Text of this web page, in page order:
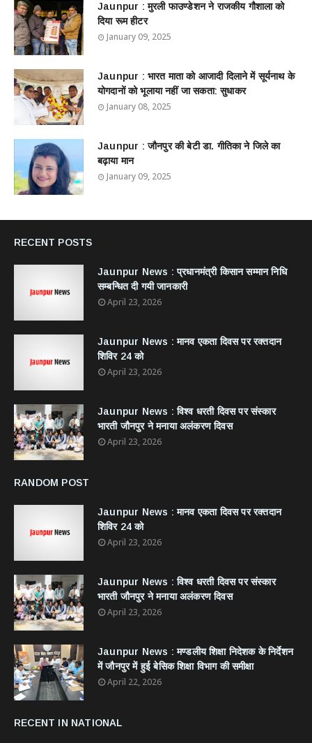
Jaunpur : ​मुरली फाउण्डेशन ने राजकीय गौशाला को
दिया रूम हीटर
January 09, 2025
Jaunpur : ​भारत माता को आजादी दिलाने में सूर्यनाथ के
योगदानों को भूलाया नहीं जा सकता: सुधाकर
January 08, 2025
Jaunpur : ​जौनपुर की बेटी डा. गीतिका ने जिले का
बढ़ाया मान
January 09, 2025
RECENT POSTS
Jaunpur News : ​प्रधानमंत्री किसान सम्मान निधि
सम्बन्धित दी गयी जानकारी
April 23, 2026
Jaunpur News : ​मानव एकता दिवस पर रक्तदान
शिविर 24 को
April 23, 2026
Jaunpur News : विश्व धरती दिवस पर संस्कार
भारती जौनपुर ने मनाया अलंकरण दिवस
April 23, 2026
RANDOM POST
Jaunpur News : ​मानव एकता दिवस पर रक्तदान
शिविर 24 को
April 23, 2026
Jaunpur News : विश्व धरती दिवस पर संस्कार
भारती जौनपुर ने मनाया अलंकरण दिवस
April 23, 2026
Jaunpur News : ​मण्डलीय शिक्षा निदेशक के निर्देशन
में जौनपुर में हुई बेसिक शिक्षा विभाग की समीक्षा
April 22, 2026
RECENT IN NATIONAL